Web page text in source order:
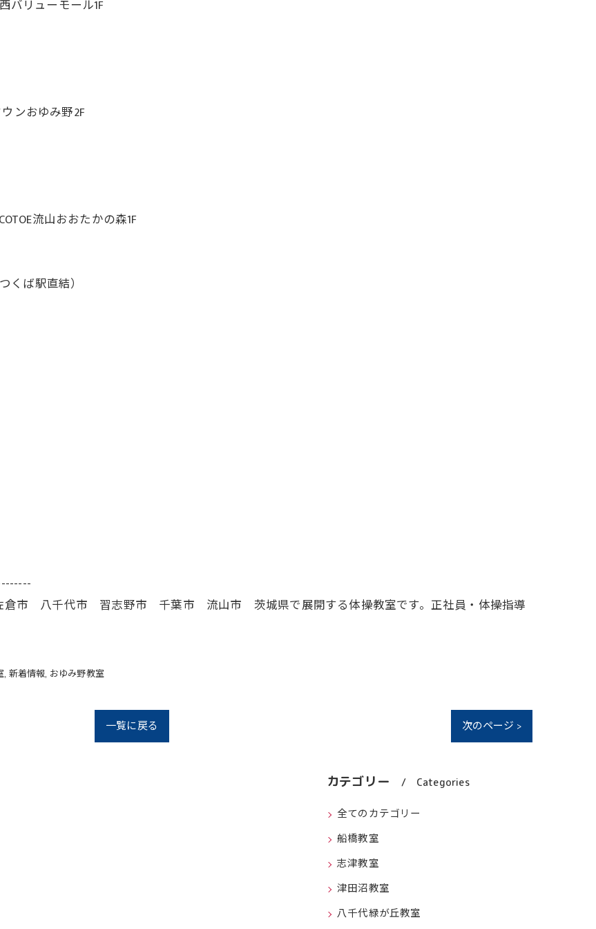
バリューモール1F
ンおゆみ野2F
流山おおたかの森1F
ば駅直結）
市 八千代市 習志野市 千葉市 流山市 茨城県で展開する体操教室です。正社員・体操指導
新着情報 おゆみ野教室
一覧に戻る 次のページ >
カテゴリー Categories
全てのカテゴリー
船橋教室
志津教室
津田沼教室
八千代緑が丘教室